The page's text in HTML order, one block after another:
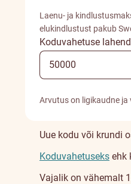
Laenu- ja
elukindlustust pakub
Koduvahetuse
Arvutus on ligikaudne
Uue kodu või krundi
Koduvahetuseks ehk
Vajalik on vähemalt